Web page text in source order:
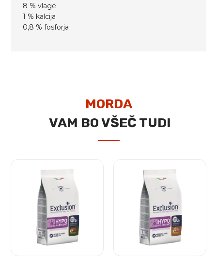
8 % vlage
1 % kalcija
0,8 % fosforja
MORDA
VAM BO VŠEČ TUDI